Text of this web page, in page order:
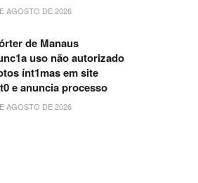
AGOSTO DE 2026
de Manaus
uso não autorizado
ínt1mas em site
e anuncia processo
AGOSTO DE 2026